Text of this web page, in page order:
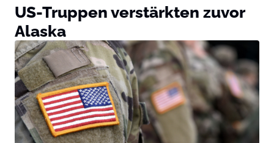
US-Truppen verstärkten zuvor
Alaska